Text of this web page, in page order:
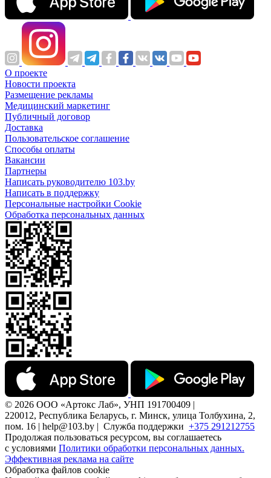
О проекте
Новости проекта
Размещение рекламы
Медицинский маркетинг
Публичный договор
Доставка
Пользовательское соглашение
Способы оплаты
Вакансии
Партнеры
Написать руководителю 103.by
Написать в поддержку
Персональные настройки Cookie
Обработка персональных данных
© 2026 ООО «Артокс Лаб», УНП 191700409 |
220012, Республика Беларусь, г. Минск, улица Толбухина, 2,
пом. 16 | help@103.by | Служба поддержки +375 291212755
Продолжая пользоваться ресурсом, вы соглашаетесь
с условиями Политики обработки персональных данных.
Эффективная реклама на сайте
Обработка файлов cookie